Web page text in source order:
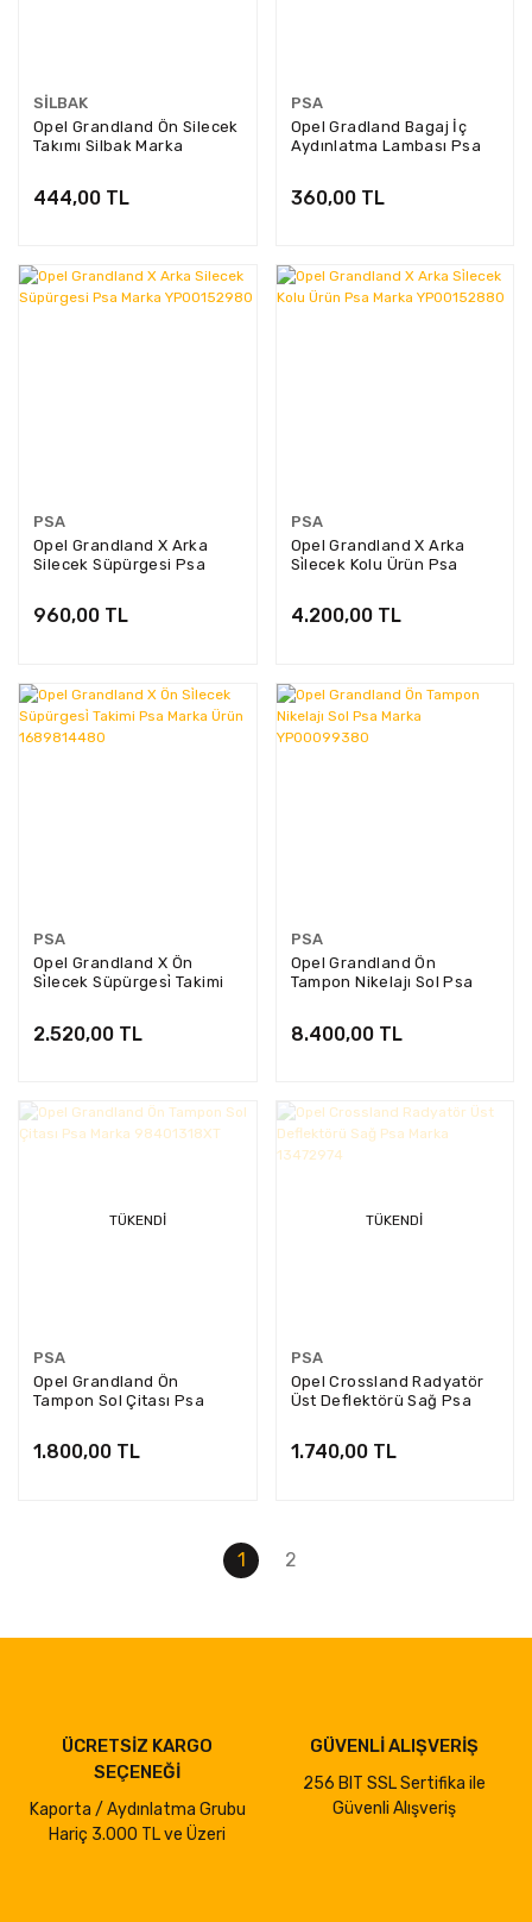
SILBAK
Opel Grandland Ön Silecek
Takımı Silbak Marka
444,00 TL
PSA
Opel Gradland Bagaj İç
Aydınlatma Lambası Psa
360,00 TL
PSA
Opel Grandland X Arka
Silecek Süpürgesi Psa
960,00 TL
PSA
Opel Grandland X Arka
Si̇lecek Kolu Ürün Psa
4.200,00 TL
PSA
Opel Grandland X Ön
Si̇lecek Süpürgesi̇ Takimi
2.520,00 TL
PSA
Opel Grandland Ön
Tampon Nikelajı Sol Psa
8.400,00 TL
TÜKENDI
PSA
Opel Grandland Ön
Tampon Sol Çitası Psa
1.800,00 TL
TÜKENDI
PSA
Opel Crossland Radyatör
Üst Deflektörü Sağ Psa
1.740,00 TL
1 2
ÜCRETSİZ KARGO
SEÇENEĞİ
Kaporta / Aydınlatma Grubu
Hariç 3.000 TL ve Üzeri
GÜVENLİ ALIŞVERİŞ
256 BIT SSL Sertifika ile
Güvenli Alışveriş